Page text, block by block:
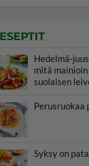
Hedelmä-
mitä
suolaisen
Perusruokaa
Syksy on